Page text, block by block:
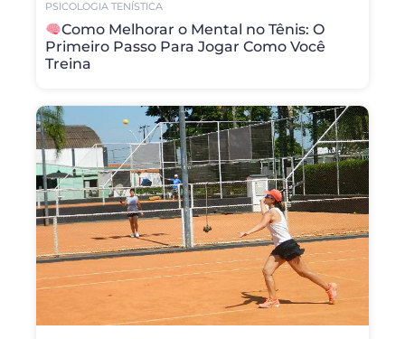
PSICOLOGIA TENÍSTICA
Como Melhorar o Mental no Tênis: O
Primeiro Passo Para Jogar Como Você
Treina